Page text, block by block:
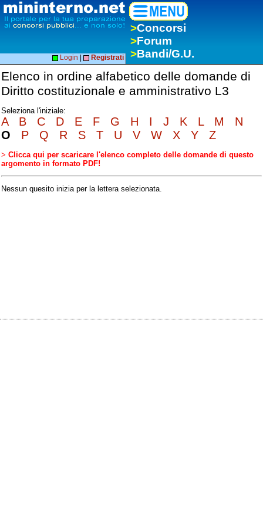
>Concorsi
>Forum
>Bandi/G.U.
Login Registrati
Elenco in ordine alfabetico delle domande di
Diritto costituzionale e amministrativo L3
Seleziona l'iniziale:
A B C D E F G H I J K L M
N
O
P Q R S T U V W X Y Z
> Clicca qui per scaricare l'elenco completo delle domande di questo
argomento in formato PDF!
Nessun quesito inizia per la lettera selezionata.